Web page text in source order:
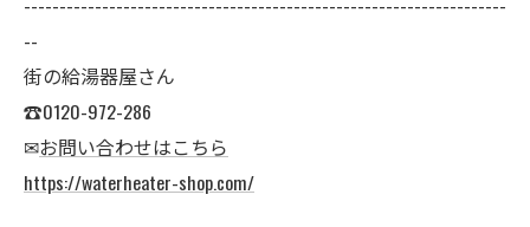
--
街の給湯器屋さん
☎0120-972-286
✉お問い合わせはこちら
https://waterheater-shop.com/